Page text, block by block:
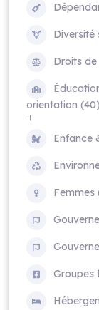
Diversité
Droits
orientation (40)
Enfance
Femmes
Groupes